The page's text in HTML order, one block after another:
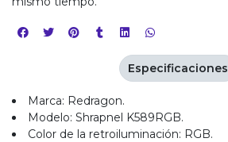
Marca: Redragon.
Modelo: Shrapnel K589RGB.
Color de la retroiluminación: RGB.
Especificaciones